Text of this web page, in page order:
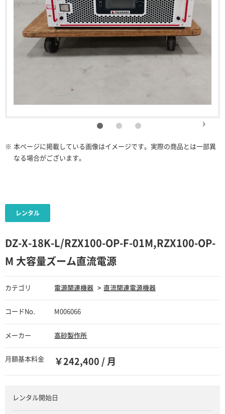
※ 本ページに掲載している画像はイメージです。実際の商品とは一部異
なる場合がございます。
DZ-X-18K-L/RZX100-OP-F-01M,RZX100-OP-
M 大容量ズーム直流電源
カテゴリ 電源関連機器 直流関連電源機器
コードNo. M006066
メーカー 高砂製作所
月額基本料金 ￥242,400 / 月
レンタル開始日